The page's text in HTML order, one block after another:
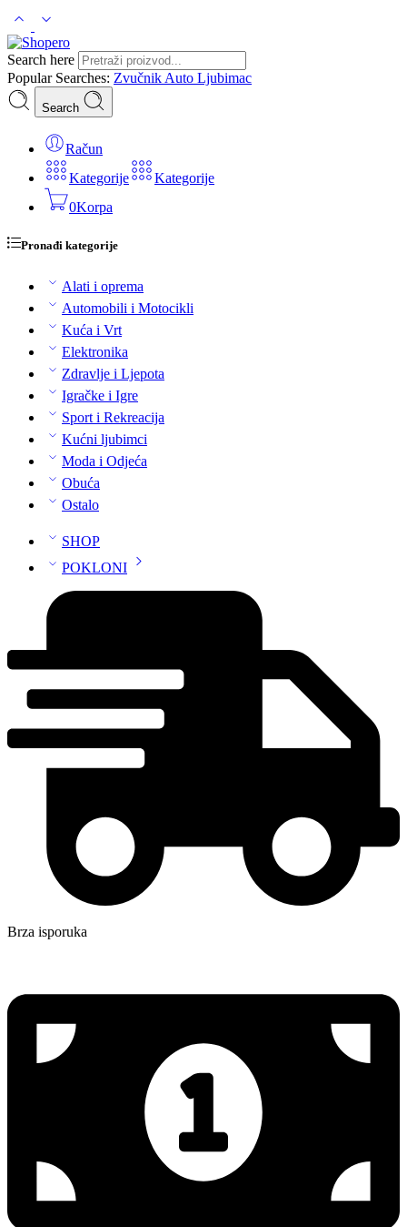
Search here
Popular Searches: Zvučnik Auto Ljubimac
Search
Račun
Kategorije
Kategorije
0Korpa
Pronađi kategorije
Alati i oprema
Automobili i Motocikli
Kuća i Vrt
Elektronika
Zdravlje i Ljepota
Igračke i Igre
Sport i Rekreacija
Kućni ljubimci
Moda i Odjeća
Obuća
Ostalo
SHOP
POKLONI
Brza isporuka